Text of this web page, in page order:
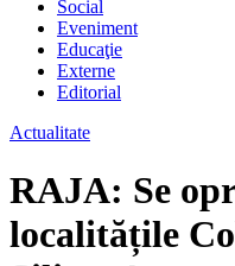
Social
Eveniment
Educaţie
Externe
Editorial
Actualitate
RAJA: Se
localitățile